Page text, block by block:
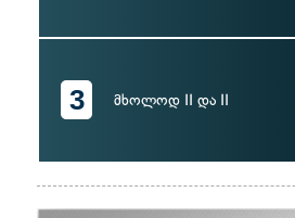
3 მხოლოდ II და II